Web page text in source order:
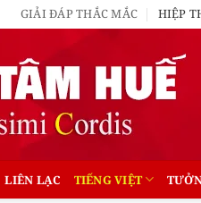
GIẢI ĐÁP THẮC MẮC HIỆP
LIÊN LẠC TIẾNG VIỆT